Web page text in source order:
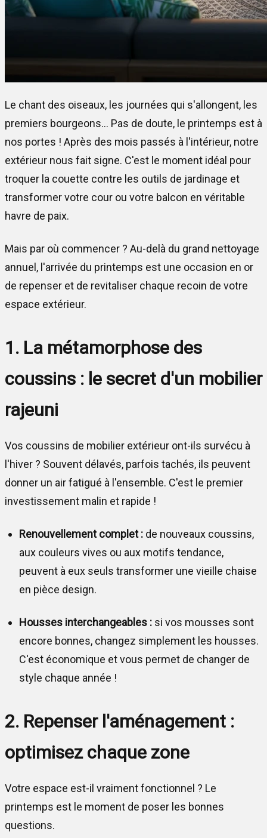
Le chant des oiseaux, les journées qui s'allongent, les
premiers bourgeons... Pas de doute, le printemps est à
nos portes ! Après des mois passés à l'intérieur, notre
extérieur nous fait signe. C'est le moment idéal pour
troquer la couette contre les outils de jardinage et
transformer votre cour ou votre balcon en véritable
havre de paix.
Mais par où commencer ? Au-delà du grand nettoyage
annuel, l'arrivée du printemps est une occasion en or
de repenser et de revitaliser chaque recoin de votre
espace extérieur.
1. La métamorphose des
coussins : le secret d'un mobilier
rajeuni
Vos coussins de mobilier extérieur ont-ils survécu à
l'hiver ? Souvent délavés, parfois tachés, ils peuvent
donner un air fatigué à l'ensemble. C'est le premier
investissement malin et rapide !
Renouvellement complet : de nouveaux coussins,
aux couleurs vives ou aux motifs tendance,
peuvent à eux seuls transformer une vieille chaise
en pièce design.
Housses interchangeables : si vos mousses sont
encore bonnes, changez simplement les housses.
C'est économique et vous permet de changer de
style chaque année !
2. Repenser l'aménagement :
optimisez chaque zone
Votre espace est-il vraiment fonctionnel ? Le
printemps est le moment de poser les bonnes
questions.